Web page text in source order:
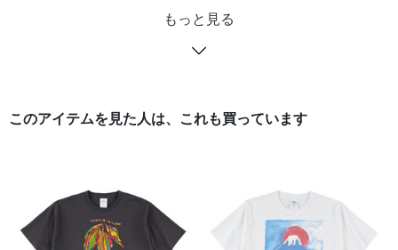
もっと見る
このアイテムを見た人は、これも買っています